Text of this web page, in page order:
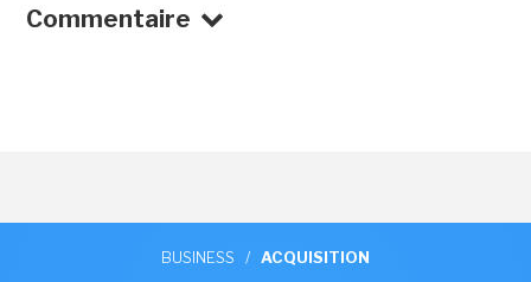
Commentaire
BUSINESS / ACQUISITION